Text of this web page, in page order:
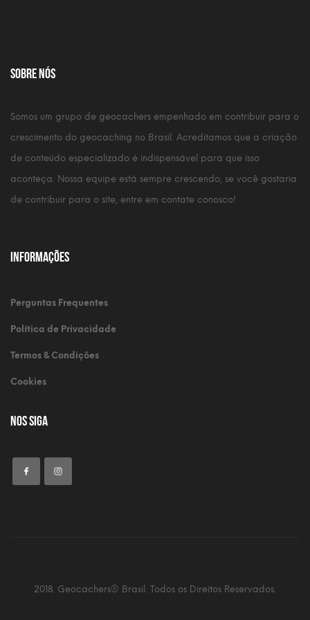
Sobre nós
Somos um grupo de geocachers empenhado em contribuir para o
crescimento do geocaching no Brasil. Acreditamos que a criação
de conteúdo especializado é indispensável para que isso
aconteça. Nossa equipe está sempre crescendo, se você gostaria
de contribuir para o site, entre em contate conosco!
Informações
Perguntas Frequentes
Política de Privacidade
Termos & Condições
Cookies
Nos Siga
2018. Geocachers® Brasil. Todos os Direitos Reservados.